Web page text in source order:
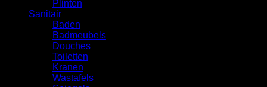
Plinten
Sanitair
Baden
Badmeubels
Douches
Toiletten
Kranen
Wastafels